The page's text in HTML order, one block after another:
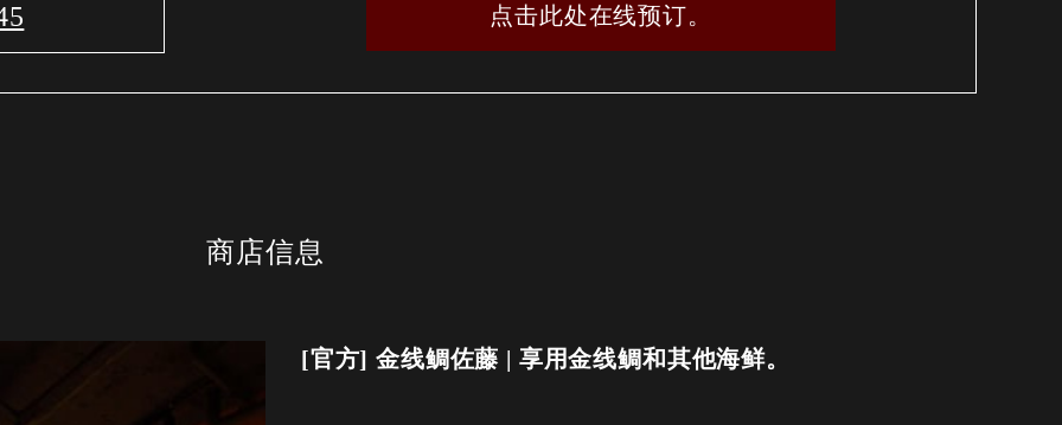
点击此处在线预订。
商店信息
[官方] 金线鲷佐藤 | 享用金线鲷和其他海鲜。